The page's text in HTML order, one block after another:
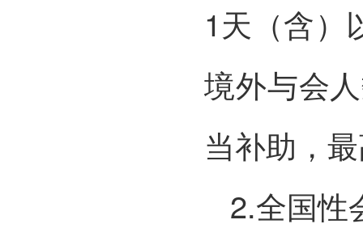
1天（含）
境外与会
当补助，
2.全国性